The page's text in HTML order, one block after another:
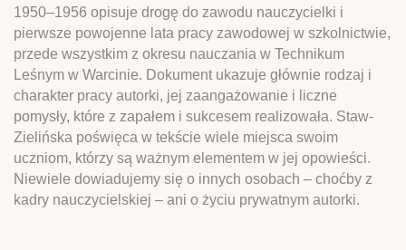
1950–1956 opisuje drogę do zawodu nauczycielki i
pierwsze powojenne lata pracy zawodowej w szkolnictwie,
przede wszystkim z okresu nauczania w Technikum
Leśnym w Warcinie. Dokument ukazuje głównie rodzaj i
charakter pracy autorki, jej zaangażowanie i liczne
pomysły, które z zapałem i sukcesem realizowała. Staw-
Zielińska poświęca w tekście wiele miejsca swoim
uczniom, którzy są ważnym elementem w jej opowieści.
Niewiele dowiadujemy się o innych osobach – choćby z
kadry nauczycielskiej – ani o życiu prywatnym autorki.